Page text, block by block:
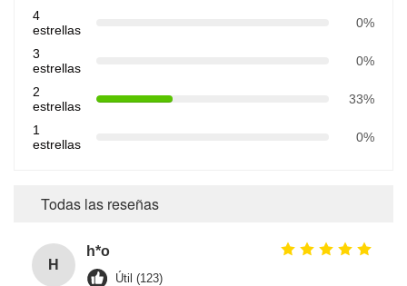
4
estrellas
0%
3
estrellas
0%
2
estrellas
33%
1
estrellas
0%
Todas las reseñas
H
h*o
Útil (123)